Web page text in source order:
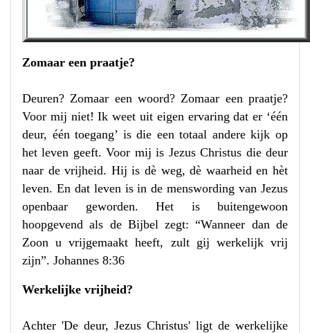
Zomaar een praatje?
Deuren? Zomaar een woord? Zomaar een praatje?
Voor mij niet! Ik weet uit eigen ervaring dat er ‘één
deur, één toegang’ is die een totaal andere kijk op
het leven geeft. Voor mij is Jezus Christus die deur
naar de vrijheid. Hij is dè weg, dè waarheid en hèt
leven. En dat leven is in de menswording van Jezus
openbaar geworden. Het is buitengewoon
hoopgevend als de Bijbel zegt: “Wanneer dan de
Zoon u vrijgemaakt heeft, zult gij werkelijk vrij
zijn”. Johannes 8:36
Werkelijke vrijheid?
Achter 'De deur, Jezus Christus' ligt de werkelijke